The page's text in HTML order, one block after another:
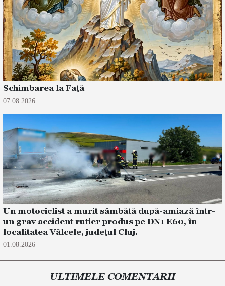
Schimbarea la Față
07.08.2026
Un motociclist a murit sâmbătă după-amiază într-
un grav accident rutier produs pe DN1 E60, în
localitatea Vâlcele, județul Cluj.
01.08.2026
ULTIMELE COMENTARII